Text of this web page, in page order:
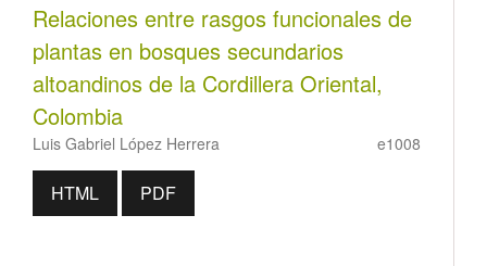
Relaciones entre rasgos funcionales de
plantas en bosques secundarios
altoandinos de la Cordillera Oriental,
Colombia
Luis Gabriel López Herrera e1008
HTML PDF